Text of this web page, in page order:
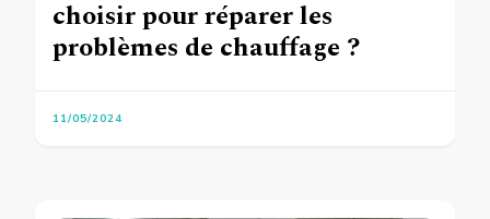
choisir pour réparer les
problèmes de chauffage ?
11/05/2024